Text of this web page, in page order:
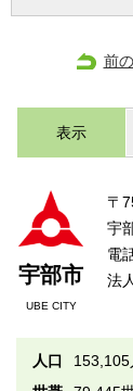
前
表示
宇部市
UBE CITY
〒
宇
電
法
人口
153,105